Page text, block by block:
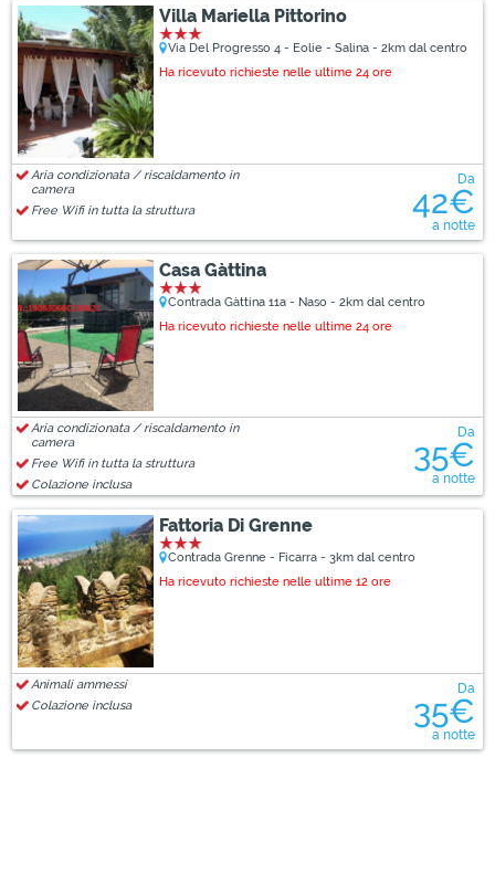
Villa Mariella Pittorino
Via Del Progresso 4 - Eolie - Salina - 2km dal centro
Ha ricevuto richieste nelle ultime 24 ore
Da
42€
a notte
Aria condizionata / riscaldamento in
camera
Free Wifi in tutta la struttura
Casa Gàttina
Contrada Gàttina 11a - Naso - 2km dal centro
Ha ricevuto richieste nelle ultime 24 ore
Da
35€
a notte
Aria condizionata / riscaldamento in
camera
Free Wifi in tutta la struttura
Colazione inclusa
Fattoria Di Grenne
Contrada Grenne - Ficarra - 3km dal centro
Ha ricevuto richieste nelle ultime 12 ore
Da
35€
a notte
Animali ammessi
Colazione inclusa